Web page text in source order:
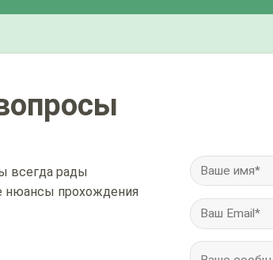
всегда рады
нюансы прохождения